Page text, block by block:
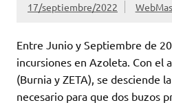
17/septiembre/2022
Entre Junio y Septiembre de
incursiones en Azoleta. Con el
(Burnia y ZETA), se desciende
necesario para que dos buzos